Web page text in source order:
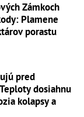
Zámkoch
Plamene
porastu
pred
dosiahnu
kolapsy a